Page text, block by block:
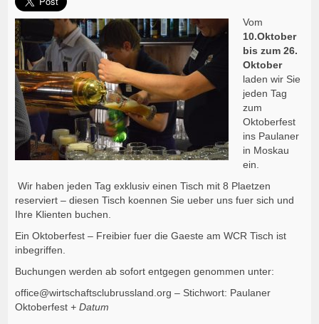
Vom
10.Oktober
bis zum 26.
Oktober
laden wir Sie
jeden Tag
zum
Oktoberfest
ins Paulaner
in Moskau
ein.
Wir haben jeden Tag exklusiv einen Tisch mit 8 Plaetzen
reserviert – diesen Tisch koennen Sie ueber uns fuer sich und
Ihre Klienten buchen.
Ein Oktoberfest – Freibier fuer die Gaeste am WCR Tisch ist
inbegriffen.
Buchungen werden ab sofort entgegen genommen unter:
office@wirtschaftsclubrussland.org – Stichwort: Paulaner
Oktoberfest + Datum